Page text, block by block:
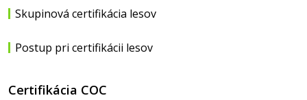
Skupinová certifikácia lesov
Postup pri certifikácii lesov
Certifikácia COC